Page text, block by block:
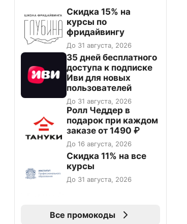
Скидка 15% на
курсы по
фридайвингу
До 31 августа, 2026
35 дней бесплатного
доступа к подписке
Иви для новых
пользователей
До 31 августа, 2026
Ролл Чеддер в
подарок при каждом
заказе от 1490 ₽
До 16 августа, 2026
Скидка 11% на все
курсы
До 31 августа, 2026
Все промокоды